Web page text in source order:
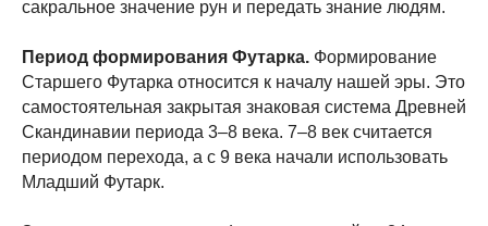
сакральное значение рун и передать знание людям.
Период формирования Футарка. Формирование
Старшего Футарка относится к началу нашей эры. Это
самостоятельная закрытая знаковая система Древней
Скандинавии периода 3–8 века. 7–8 век считается
периодом перехода, а с 9 века начали использовать
Младший Футарк.